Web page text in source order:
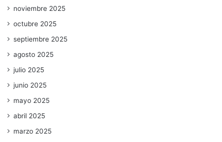
noviembre 2025
octubre 2025
septiembre 2025
agosto 2025
julio 2025
junio 2025
mayo 2025
abril 2025
marzo 2025